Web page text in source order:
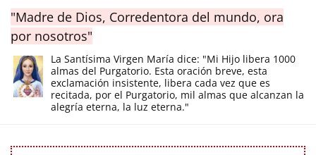
"Madre de Dios, Corredentora del mundo, ora
por nosotros"
La Santísima Virgen María dice: "Mi Hijo libera 1000
almas del Purgatorio. Esta oración breve, esta
exclamación insistente, libera cada vez que es
recitada, por el Purgatorio, mil almas que alcanzan la
alegría eterna, la luz eterna."